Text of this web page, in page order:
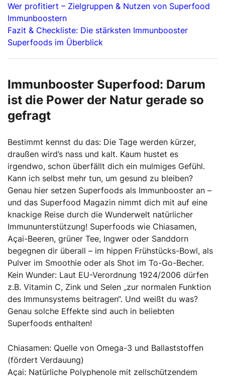
Wer profitiert – Zielgruppen & Nutzen von Superfood
Immunboostern
Fazit & Checkliste: Die stärksten Immunbooster
Superfoods im Überblick
Immunbooster Superfood: Darum
ist die Power der Natur gerade so
gefragt
Bestimmt kennst du das: Die Tage werden kürzer,
draußen wird’s nass und kalt. Kaum hustet es
irgendwo, schon überfällt dich ein mulmiges Gefühl.
Kann ich selbst mehr tun, um gesund zu bleiben?
Genau hier setzen Superfoods als Immunbooster an –
und das Superfood Magazin nimmt dich mit auf eine
knackige Reise durch die Wunderwelt natürlicher
Immununterstützung! Superfoods wie Chiasamen,
Açai-Beeren, grüner Tee, Ingwer oder Sanddorn
begegnen dir überall – im hippen Frühstücks-Bowl, als
Pulver im Smoothie oder als Shot im To-Go-Becher.
Kein Wunder: Laut EU-Verordnung 1924/2006 dürfen
z.B. Vitamin C, Zink und Selen „zur normalen Funktion
des Immunsystems beitragen“. Und weißt du was?
Genau solche Effekte sind auch in beliebten
Superfoods enthalten!
Chiasamen: Quelle von Omega-3 und Ballaststoffen
(fördert Verdauung)
Açai: Natürliche Polyphenole mit zellschützendem